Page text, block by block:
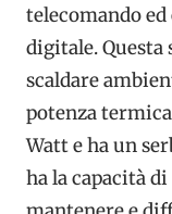
telecomando
digitale. Questa
scaldare
potenza
Watt e ha un
ha la capacità di